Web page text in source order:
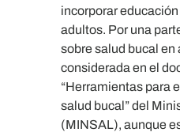
incorporar
adultos. Por una
sobre salud bucal en
considerada en el
“Herramientas para
salud bucal” del
(MINSAL), aunque